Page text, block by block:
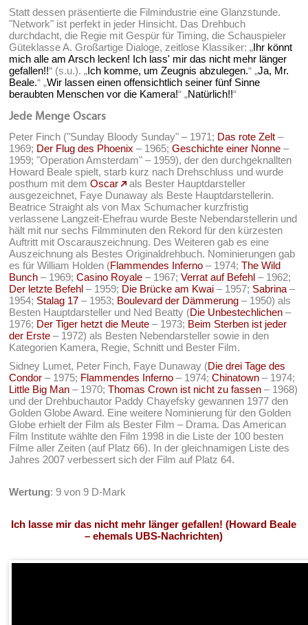
Statt dessen präsentierte die Filmindustrie eine Glanzstunde.
"Network" ist perfekt in jeder Hinsicht. Das Drehbuch
durchdacht, die Regie mit Gespür für Timing, die Schauspieler
Güteklasse A. Großartige Dialoge, zeitlose Klassiker: „Ihr könnt
mich alle am Arsch lecken! Ich lass' mir das nicht mehr länger
gefallen!!“ (s.u.). „Ich komme, um Zeugnis abzulegen.“ „Ja, Mr.
Beale.“ „Wir lassen einen offensichtlich seiner fünf Sinne
beraubten Menschen vor die Kamera!“ „Natürlich!!“
Jede Menge Oscars
Peter Finch ("Sunday Bloody Sunday" – 1971; Das rote Zelt –
1969; Der Flug des Phoenix – 1965;Geschichte einer Nonne –
1959; "Operation Amsterdam" – 1959), der den durchgeknallten
Howard Beale spielt, starb kurz nach Drehschluss und wurde
posthum mit demOscar
als Bester Hauptdarsteller
ausgezeichnet, Faye Dunaway als Beste Hauptdarstellerin.
Beatrice Straight als von Max Schumacher kurzfristig
verlassene Langzeit-Ehefrau wurde Beste Nebendarstellerin und
hält mit nur sechs Filmminuten den Rekord für den kürzesten
Auftritt mit Oscarauszeichnung. Des Weiteren gab es eine
Auszeichnung als Bestes Originaldrehbuch. Nominierungen gab
es für William Holden (Flammendes Inferno – 1974;The Wild
Bunch – 1969;Casino Royale – 1967;Verrat auf Befehl – 1962;
Der letzte Befehl – 1959; Die Brücke am Kwai – 1957; Sabrina –
1954; Stalag 17 – 1953; Boulevard der Dämmerung – 1950) als
Besten Hauptdarsteller und Ned Beatty (Die Unbestechlichen –
1976; Der Tiger hetzt die Meute – 1973; Beim Sterben ist jeder
der Erste – 1972) als Besten Nebendarsteller sowie in den
Kategorien Kamera, Regie, Schnitt und Bester Film.
Sidney Lumet, Peter Finch, Faye Dunaway (Die drei Tage des
Condor – 1975; Flammendes Inferno – 1974;Chinatown – 1974;
Little Big Man – 1970;Thomas Crown ist nicht zu fassen – 1968)
und der Drehbuchautor Paddy Chayefsky gewannen 1977 den
Golden Globe Award. Eine weitere Nominierung für den Golden
Globe erhielt der Film als Bester Film – Drama. Das American
Film Institute wählte den Film 1998 in die Liste der 100 besten
Filme aller Zeiten (auf Platz 66). In der gleichnamigen Liste des
Jahres 2007 verbessert sich der Film auf Platz 64.
Wertung: 9 von 9 D-Mark
Ich lasse mir das nicht mehr länger gefallen! (Howard Beale
– ehemals UBS-Nachrichten)